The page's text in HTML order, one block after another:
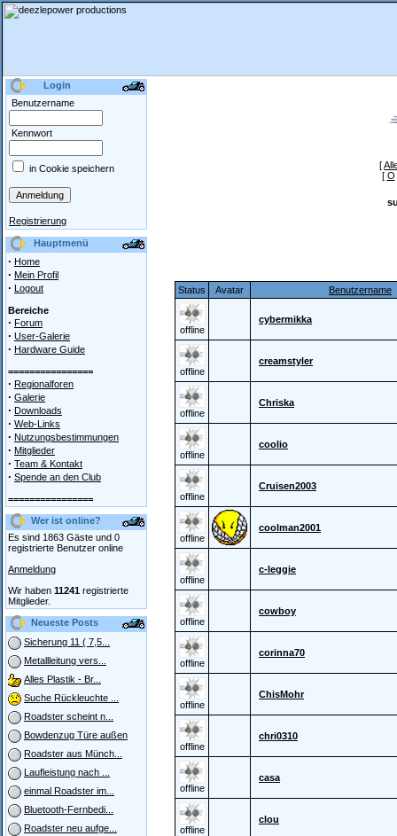
Login
Benutzername
Kennwort
in Cookie speichern
Registrierung
Hauptmenü
· Home
· Mein Profil
· Logout
Bereiche
· Forum
· User-Galerie
· Hardware Guide
================
· Regionalforen
· Galerie
· Downloads
· Web-Links
· Nutzungsbestimmungen
· Mitglieder
· Team & Kontakt
· Spende an den Club
================
Wer ist online?
Es sind 1863 Gäste und 0
registrierte Benutzer online
Anmeldung
Wir haben 11241 registrierte
Mitglieder.
Neueste Posts
Sicherung 11 ( 7,5...
Metallleitung vers...
Alles Plastik - Br...
Suche Rückleuchte ...
Roadster scheint n...
Bowdenzug Türe außen
Roadster aus Münch...
Laufleistung nach ...
einmal Roadster im...
Bluetooth-Fernbedi...
Roadster neu aufge...
[
[ O
Status Avatar Benutzername
offline
cybermikka
offline
creamstyler
offline
Chriska
offline
coolio
offline
Cruisen2003
offline
coolman2001
offline
c-leggie
offline
cowboy
offline
corinna70
offline
ChisMohr
offline
chri0310
offline
casa
offline
clou